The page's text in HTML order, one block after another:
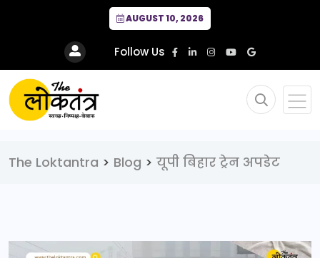
AUGUST 10, 2026
Follow Us
The Loktantra > Blog > यूपी बिहार ट्रेन अपडेट